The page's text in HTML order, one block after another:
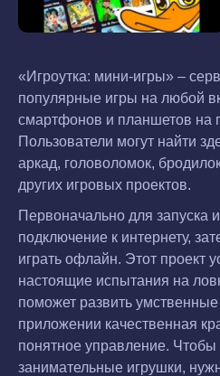
«Игроутка: мини-игры» –
популярные игры на любой
смартфонов и планшетов на
Пользователи могут найти
аркад, головоломок,
других игровых проектов.
Первоначально для запуска
подключение к интернету,
играть офлайн. Этот проект
настоящие испытания на
поможет развить умственные
приложении качественная
понятное управление.
занимательные игрушки,